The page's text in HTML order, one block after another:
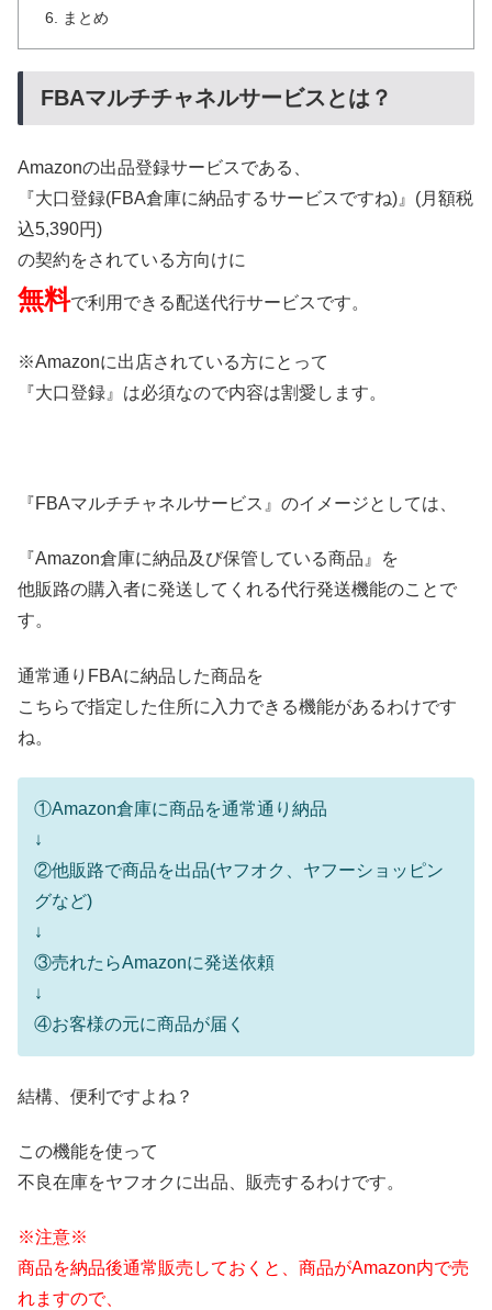
まとめ
FBAマルチチャネルサービスとは？
Amazonの出品登録サービスである、
『大口登録(FBA倉庫に納品するサービスですね)』(月額税
込5,390円)
の契約をされている方向けに
無料で利用できる配送代行サービスです。
※Amazonに出店されている方にとって
『大口登録』は必須なので内容は割愛します。
『FBAマルチチャネルサービス』のイメージとしては、
『Amazon倉庫に納品及び保管している商品』を
他販路の購入者に発送してくれる代行発送機能のことで
す。
通常通りFBAに納品した商品を
こちらで指定した住所に入力できる機能があるわけです
ね。
①Amazon倉庫に商品を通常通り納品
↓
②他販路で商品を出品(ヤフオク、ヤフーショッピン
グなど)
↓
③売れたらAmazonに発送依頼
↓
④お客様の元に商品が届く
結構、便利ですよね？
この機能を使って
不良在庫をヤフオクに出品、販売するわけです。
※注意※
商品を納品後通常販売しておくと、商品がAmazon内で売
れますので、